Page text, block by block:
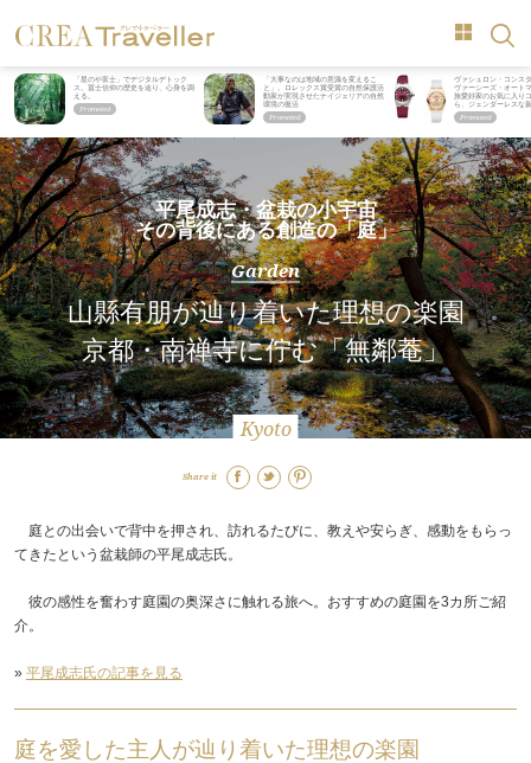
「星のや富士」でデジタルデトック
ス。冨士信仰の歴史を辿り、心身を調
える。
「大事なのは地域の意識を変えるこ
と」。ロレックス賞受賞の自然保護活
動家が実現させたナイジェリアの自然
環境の復活
ヴァシュロン・コンス
ヴァーシーズ・オート
旅愛好家のお気に入り
ら、ジェンダーレスな
平尾成志・盆栽の小宇宙
その背後にある創造の「庭」
Garden
山縣有朋が辿り着いた理想の楽園
京都・南禅寺に佇む「無鄰菴」
Kyoto
Share it
庭との出会いで背中を押され、訪れるたびに、教えや安らぎ、感動をもらっ
てきたという盆栽師の平尾成志氏。
彼の感性を奮わす庭園の奥深さに触れる旅へ。おすすめの庭園を3カ所ご紹
介。
» 平尾成志氏の記事を見る
庭を愛した主人が辿り着いた理想の楽園